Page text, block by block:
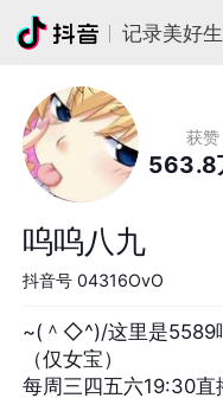
记录美好
获赞
563.8
呜呜八九
抖音号 04316OvO
~(＾◇^)/这里是5589
（仅女宝）
每周三四五六19:30